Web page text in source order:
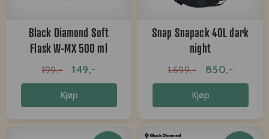
Black Diamond Soft
Flask W-MX 500 ml
199,- 149,-
Kjøp
Snap Snapack 40L dark
night
1.699,- 850,-
Kjøp